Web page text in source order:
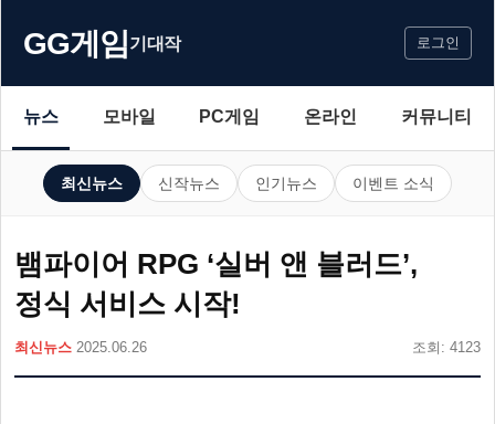
GG게임기대작 로그인
뉴스 모바일 PC게임 온라인 커뮤니티
최신뉴스 신작뉴스 인기뉴스 이벤트 소식
뱀파이어 RPG ‘실버 앤 블러드’,
정식 서비스 시작!
최신뉴스 2025.06.26 조회: 4123